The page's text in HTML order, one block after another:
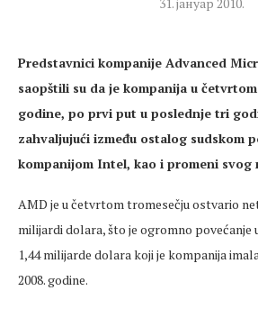
31. јануар 2010.
Predstavnici kompanije Advanced
saopštili su da je kompanija u
godine, po prvi put u poslednje tri
zahvaljujući između ostalog sudskom
kompanijom Intel, kao i promeni svog
AMD je u četvrtom tromesečju ostvario
milijardi dolara, što je ogromno povećanje
1,44 milijarde dolara koji je kompanija
2008. godine.